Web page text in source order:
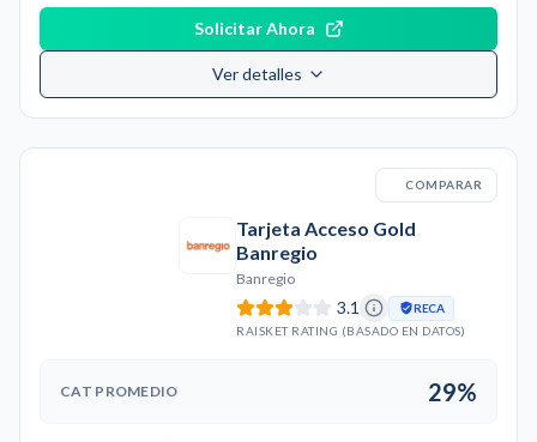
Solicitar Ahora
Ver detalles
COMPARAR
Tarjeta Acceso Gold
Banregio
Banregio
3.1
RECA
RAISKET RATING (BASADO EN DATOS)
CAT PROMEDIO 29%